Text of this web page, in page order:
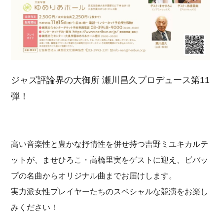
ジャズ評論界の大御所 瀬川昌久プロデュース第11
弾！
高い音楽性と豊かな抒情性を併せ持つ吉野ミユキカルテ
ットが、ませひろこ・高橋里実をゲストに迎え、ビバッ
プの名曲からオリジナル曲までお届けします。
実力派女性プレイヤーたちのスペシャルな競演をお楽し
みください！